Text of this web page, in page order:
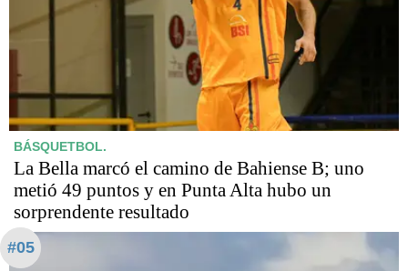
BÁSQUETBOL.
La Bella marcó el camino de Bahiense B; uno
metió 49 puntos y en Punta Alta hubo un
sorprendente resultado
#05